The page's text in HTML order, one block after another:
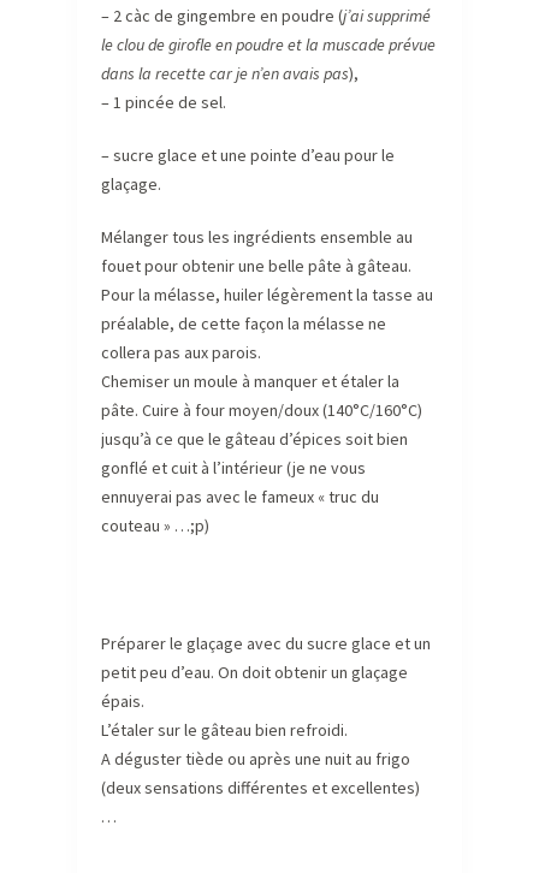
– 2 càc de gingembre en poudre (j’ai supprimé
le clou de girofle en poudre et la muscade prévue
dans la recette car je n’en avais pas),
– 1 pincée de sel.
– sucre glace et une pointe d’eau pour le
glaçage.
Mélanger tous les ingrédients ensemble au
fouet pour obtenir une belle pâte à gâteau.
Pour la mélasse, huiler légèrement la tasse au
préalable, de cette façon la mélasse ne
collera pas aux parois.
Chemiser un moule à manquer et étaler la
pâte. Cuire à four moyen/doux (140°C/160°C)
jusqu’à ce que le gâteau d’épices soit bien
gonflé et cuit à l’intérieur (je ne vous
ennuyerai pas avec le fameux « truc du
couteau » …;p)
Préparer le glaçage avec du sucre glace et un
petit peu d’eau. On doit obtenir un glaçage
épais.
L’étaler sur le gâteau bien refroidi.
A déguster tiède ou après une nuit au frigo
(deux sensations différentes et excellentes)
…